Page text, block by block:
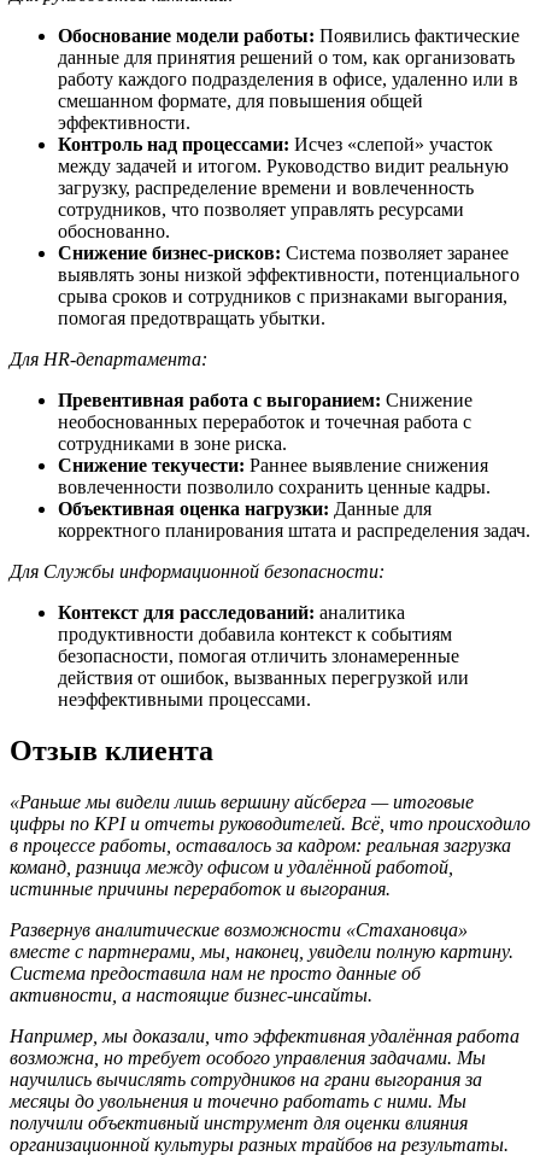
Обоснование модели работы: Появились фактические
данные для принятия решений о том, как организовать
работу каждого подразделения в офисе, удаленно или в
смешанном формате, для повышения общей
эффективности.
Контроль над процессами: Исчез «слепой» участок
между задачей и итогом. Руководство видит реальную
загрузку, распределение времени и вовлеченность
сотрудников, что позволяет управлять ресурсами
обоснованно.
Снижение бизнес-рисков: Система позволяет заранее
выявлять зоны низкой эффективности, потенциального
срыва сроков и сотрудников с признаками выгорания,
помогая предотвращать убытки.
Для HR-департамента:
Превентивная работа с выгоранием: Снижение
необоснованных переработок и точечная работа с
сотрудниками в зоне риска.
Снижение текучести: Раннее выявление снижения
вовлеченности позволило сохранить ценные кадры.
Объективная оценка нагрузки: Данные для
корректного планирования штата и распределения задач.
Для Службы информационной безопасности:
Контекст для расследований: аналитика
продуктивности добавила контекст к событиям
безопасности, помогая отличить злонамеренные
действия от ошибок, вызванных перегрузкой или
неэффективными процессами.
Отзыв клиента
«Раньше мы видели лишь вершину айсберга — итоговые
цифры по KPI и отчеты руководителей. Всё, что происходило
в процессе работы, оставалось за кадром: реальная загрузка
команд, разница между офисом и удалённой работой,
истинные причины переработок и выгорания.
Развернув аналитические возможности «Стахановца»
вместе с партнерами, мы, наконец, увидели полную картину.
Система предоставила нам не просто данные об
активности, а настоящие бизнес-инсайты.
Например, мы доказали, что эффективная удалённая работа
возможна, но требует особого управления задачами. Мы
научились вычислять сотрудников на грани выгорания за
месяцы до увольнения и точечно работать с ними. Мы
получили объективный инструмент для оценки влияния
организационной культуры разных трайбов на результаты.